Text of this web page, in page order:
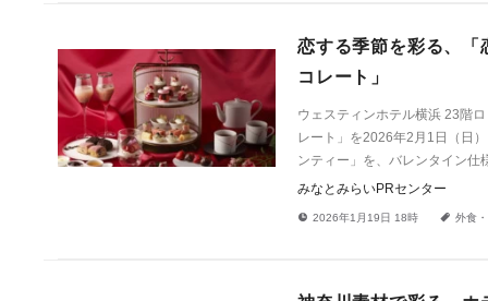
恋する季節を彩る、
コレート」
ウェスティンホテル横浜 23階
レート」を2026年2月1日（日
ンティー」を、バレンタイン仕
みなとみらいPRセンター
! 2026年1月19日 18時 a 外食